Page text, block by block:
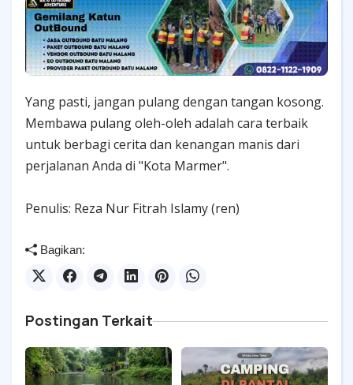
Yang pasti, jangan pulang dengan tangan kosong.
Membawa pulang oleh-oleh adalah cara terbaik
untuk berbagi cerita dan kenangan manis dari
perjalanan Anda di "Kota Marmer".
Penulis: Reza Nur Fitrah Islamy (ren)
Bagikan:
Postingan Terkait